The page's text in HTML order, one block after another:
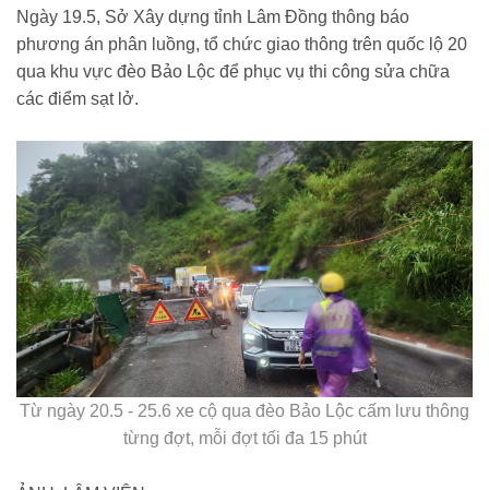
Ngày 19.5, Sở Xây dựng tỉnh Lâm Đồng thông báo
phương án phân luồng, tổ chức giao thông trên quốc lộ 20
qua khu vực đèo Bảo Lộc để phục vụ thi công sửa chữa
các điểm sạt lở.
Từ ngày 20.5 - 25.6 xe cộ qua đèo Bảo Lộc cấm lưu thông
từng đợt, mỗi đợt tối đa 15 phút